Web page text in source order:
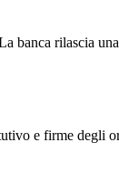
rilascia
e firme